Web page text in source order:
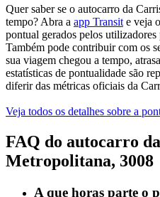
Quer saber se o autocarro da
tempo? Abra a app Transit e veja
pontual gerados pelos
Também pode contribuir com os
sua viagem chegou a tempo,
estatísticas de pontualidade são
diferir das métricas oficiais da
Veja todos os detalhes sobre a
FAQ do autocarro
Metropolitana, 3008
A que horas parte o